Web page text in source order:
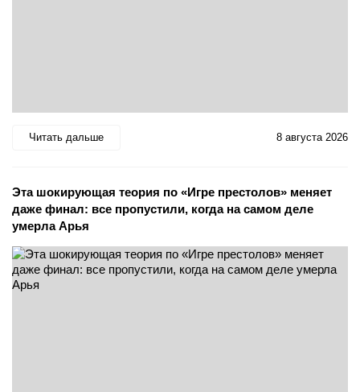
Читать дальше 8 августа 2026
Эта шокирующая теория по «Игре престолов» меняет
даже финал: все пропустили, когда на самом деле
умерла Арья